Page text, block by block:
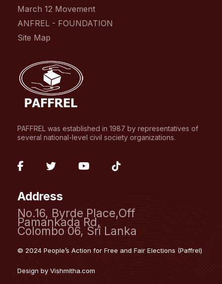
March 12 Movement
ANFREL - FOUNDATION
Site Map
PAFFREL was established in 1987 by representatives of
several national-level civil society organizations.
facebook-
f
fab
twitter
fab
Address
No.16, Byrde Place,Off
Pamankada Rd,
Colombo 06, Sri Lanka
© 2024 People’s Action for Free and Fair Elections (Paffrel)
Design by Vishmitha.com